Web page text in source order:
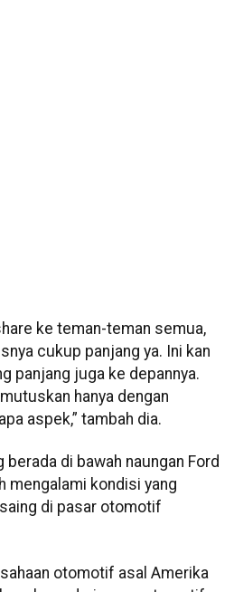
ke teman-teman semua,
cukup panjang ya. Ini kan
panjang juga ke depannya.
hanya dengan
aspek,” tambah dia.
berada di bawah naungan Ford
mengalami kondisi yang
di pasar otomotif
otomotif asal Amerika